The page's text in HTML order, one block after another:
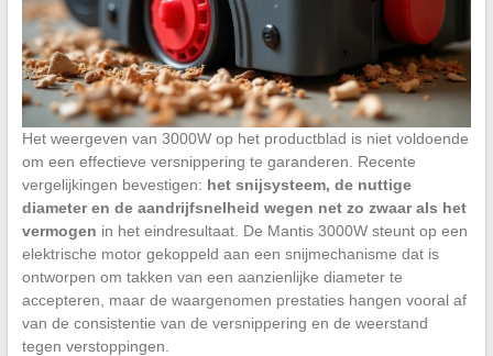
Het weergeven van 3000W op het productblad is niet voldoende
om een effectieve versnippering te garanderen. Recente
vergelijkingen bevestigen: het snijsysteem, de nuttige
diameter en de aandrijfsnelheid wegen net zo zwaar als het
vermogen in het eindresultaat. De Mantis 3000W steunt op een
elektrische motor gekoppeld aan een snijmechanisme dat is
ontworpen om takken van een aanzienlijke diameter te
accepteren, maar de waargenomen prestaties hangen vooral af
van de consistentie van de versnippering en de weerstand
tegen verstoppingen.